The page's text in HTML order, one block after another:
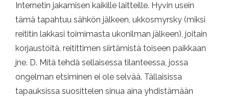
Internetin jakamisen kaikille laitteille. Hyvin usein
tämä tapahtuu sähkön jälkeen, ukkosmyrsky (miksi
reititin lakkasi toimimasta ukonilman jälkeen), joitain
korjaustöitä, reitittimen siirtämistä toiseen paikkaan
jne. D. Mitä tehdä sellaisessa tilanteessa, jossa
ongelman etsiminen ei ole selvää. Tällaisissa
tapauksissa suosittelen sinua aina yhdistämään